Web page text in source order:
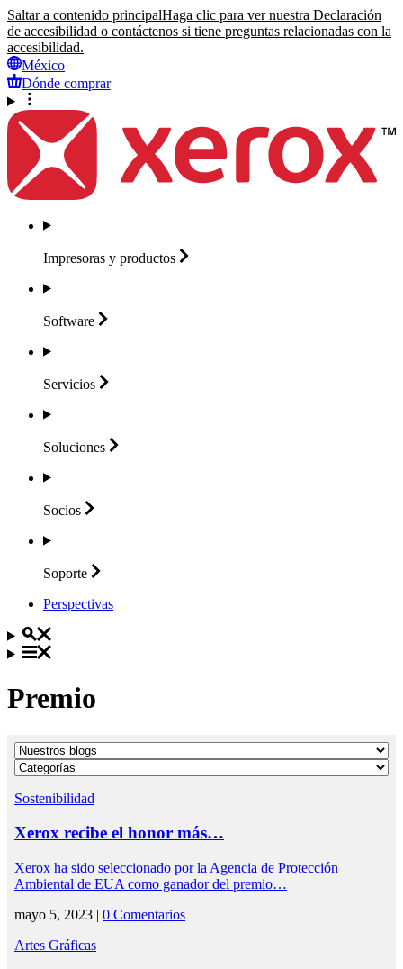
Saltar a contenido principalHaga clic para ver nuestra Declaración
de accesibilidad o contáctenos si tiene preguntas relacionadas con la
accesibilidad.
México
Dónde comprar
Impresoras y productos
Software
Servicios
Soluciones
Socios
Soporte
Perspectivas
Premio
Sostenibilidad
Xerox recibe el honor más…
Xerox ha sido seleccionado por la Agencia de Protección
Ambiental de EUA como ganador del premio…
mayo 5, 2023 | 0 Comentarios
Artes Gráficas